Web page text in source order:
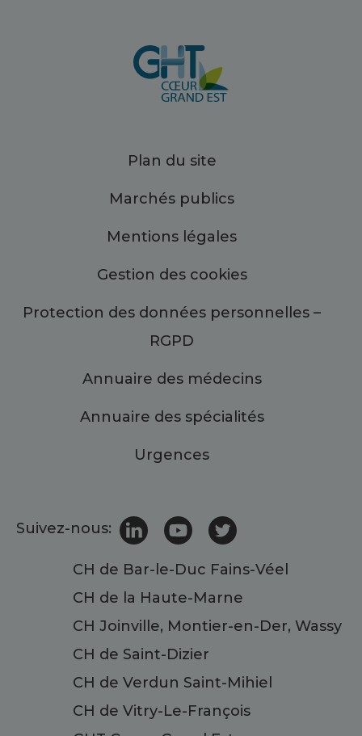
Plan du site
Marchés publics
Mentions légales
Gestion des cookies
Protection des données personnelles –
RGPD
Annuaire des médecins
Annuaire des spécialités
Urgences
Suivez-nous:
CH de Bar-le-Duc Fains-Véel
CH de la Haute-Marne
CH Joinville, Montier-en-Der, Wassy
CH de Saint-Dizier
CH de Verdun Saint-Mihiel
CH de Vitry-Le-François